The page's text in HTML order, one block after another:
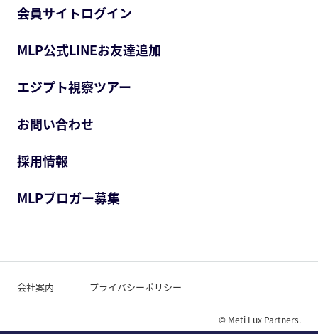
会員サイトログイン
MLP公式LINEお友達追加
エジプト視察ツアー
お問い合わせ
採用情報
MLPブロガー募集
会社案内 プライバシーポリシー
© Meti Lux Partners.